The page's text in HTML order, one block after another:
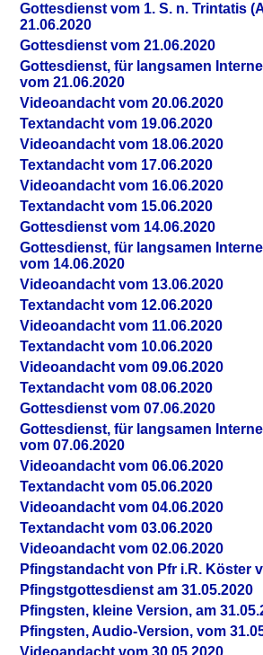
Gottesdienst vom 1. S. n. Trintatis
21.06.2020
Gottesdienst vom 21.06.2020
Gottesdienst, für langsamen
vom 21.06.2020
Videoandacht vom 20.06.2020
Textandacht vom 19.06.2020
Videoandacht vom 18.06.2020
Textandacht vom 17.06.2020
Videoandacht vom 16.06.2020
Textandacht vom 15.06.2020
Gottesdienst vom 14.06.2020
Gottesdienst, für langsamen
vom 14.06.2020
Videoandacht vom 13.06.2020
Textandacht vom 12.06.2020
Videoandacht vom 11.06.2020
Textandacht vom 10.06.2020
Videoandacht vom 09.06.2020
Textandacht vom 08.06.2020
Gottesdienst vom 07.06.2020
Gottesdienst, für langsamen
vom 07.06.2020
Videoandacht vom 06.06.2020
Textandacht vom 05.06.2020
Videoandacht vom 04.06.2020
Textandacht vom 03.06.2020
Videoandacht vom 02.06.2020
Pfingstandacht von Pfr i.R. Köster
Pfingstgottesdienst am 31.05.2020
Pfingsten, kleine Version, am
Pfingsten, Audio-Version, vom